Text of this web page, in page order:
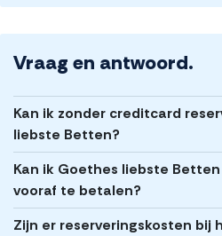
Vraag en antwoord.
Kan ik zonder creditcard
liebste Betten?
Kan ik Goethes liebste
vooraf te betalen?
Zijn er reserveringskosten bij